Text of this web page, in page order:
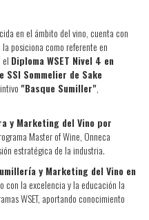
en el ámbito del vino, cuenta con
posiciona como referente en
Diploma WSET Nivel 4 en
SSI Sommelier de Sake
"Basque Sumiller",
y Marketing del Vino por
Master of Wine, Onneca
estratégica de la industria.
y Marketing del Vino en
con la excelencia y la educación la
WSET, aportando conocimiento